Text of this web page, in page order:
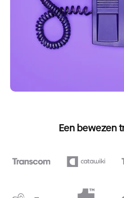
Een bewezen